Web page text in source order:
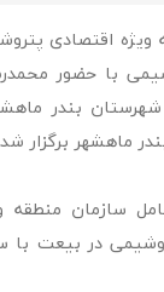
ویژه اقتصادی
با حضور
بندر
ماهشهر برگزار
سازمان
در بیعت